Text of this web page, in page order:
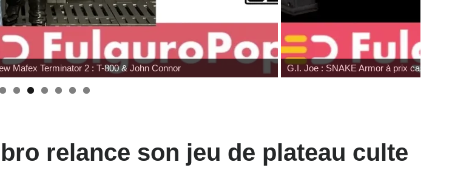
: SNAKE Armor à prix cassé chez Amazon Japan Expo : les toys
relance son jeu de plateau culte